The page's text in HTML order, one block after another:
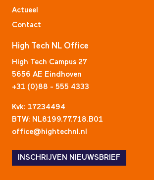
Actueel
Contact
High Tech NL Office
High Tech Campus 27
5656 AE Eindhoven
+31 (0)88 - 555 4333
Kvk: 17234494
BTW: NL8199.77.718.B01
office@hightechnl.nl
INSCHRIJVEN NIEUWSBRIEF